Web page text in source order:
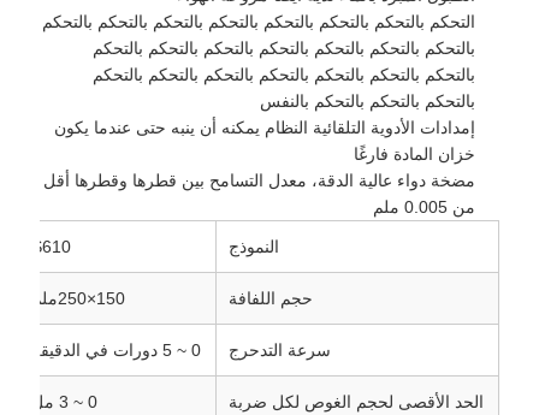
التحكم بالتحكم بالتحكم بالتحكم بالتحكم بالتحكم بالتحكم بالتحكم
بالتحكم بالتحكم بالتحكم بالتحكم بالتحكم بالتحكم بالتحكم
بالتحكم بالتحكم بالتحكم بالتحكم بالتحكم بالتحكم بالتحكم
بالتحكم بالتحكم بالتحكم بالنفس
إمدادات الأدوية التلقائية النظام يمكنه أن ينبه حتى عندما يكون
خزان المادة فارغًا
مضخة دواء عالية الدقة، معدل التسامح بين قطرها وقطرها أقل
من 0.005 ملم
النموذج S610
حجم اللفافة 150×250ملم
سرعة التدحرج 0 ~ 5 دورات في الدقيقة
الحد الأقصى لحجم الغوص لكل ضربة 0 ~ 3 مل